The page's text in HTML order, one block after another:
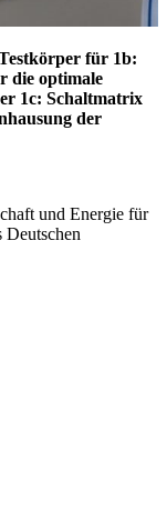
für 1b:
die optimale
1c: Schaltmatrix
der
und Energie für
Deutschen